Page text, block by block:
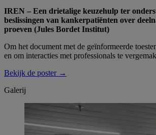
IREN – Een drietalige keuzehulp ter
beslissingen van kankerpatiënten over
proeven (Jules Bordet Institut)
Om het document met de geïnformeerde
en om interacties met professionals te
Bekijk de poster →
Galerij